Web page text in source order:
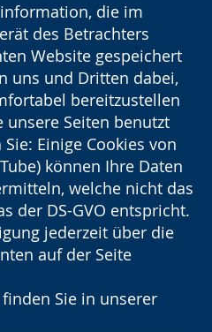
die im
des Betrachters
Website gespeichert
uns und Dritten dabei,
bereitzustellen
unsere Seiten benutzt
Einige Cookies von
können Ihre Daten
welche nicht das
der DS-GVO entspricht.
jederzeit über die
auf der Seite
Sie in unserer